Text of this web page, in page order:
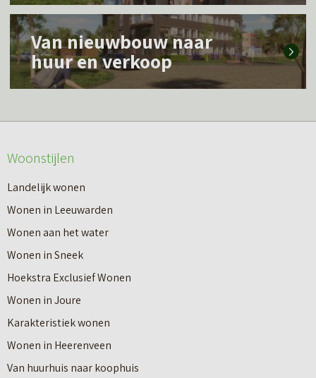
s
m
e
o
e
r
I
n
8
s
t
a
p
p
L
e
s
e
o
v
e
r
V
a
n
n
Van nieuwbouw naar
huur en verkoop
Woonstijlen
Landelijk wonen
Wonen in Leeuwarden
Wonen aan het water
Wonen in Sneek
Hoekstra Exclusief Wonen
Wonen in Joure
Karakteristiek wonen
Wonen in Heerenveen
Van huurhuis naar koophuis